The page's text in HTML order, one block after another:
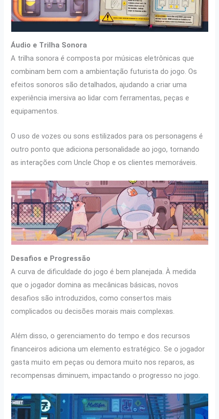
Áudio e Trilha Sonora
A trilha sonora é composta por músicas eletrônicas que
combinam bem com a ambientação futurista do jogo. Os
efeitos sonoros são detalhados, ajudando a criar uma
experiência imersiva ao lidar com ferramentas, peças e
equipamentos.
O uso de vozes ou sons estilizados para os personagens é
outro ponto que adiciona personalidade ao jogo, tornando
as interações com Uncle Chop e os clientes memoráveis.
Desafios e Progressão
A curva de dificuldade do jogo é bem planejada. À medida
que o jogador domina as mecânicas básicas, novos
desafios são introduzidos, como consertos mais
complicados ou decisões morais mais complexas.
Além disso, o gerenciamento do tempo e dos recursos
financeiros adiciona um elemento estratégico. Se o jogador
gasta muito em peças ou demora muito nos reparos, as
recompensas diminuem, impactando o progresso no jogo.